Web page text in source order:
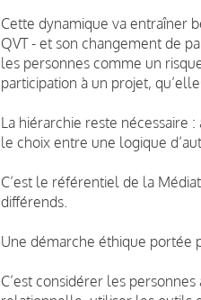
Cette dynamique va entraîner
QVT - et son changement de
les personnes comme un
participation à un projet,
La hiérarchie reste nécessaire
le choix entre une logique
C’est le référentiel de la
différends.
Une démarche éthique portée
C’est considérer les